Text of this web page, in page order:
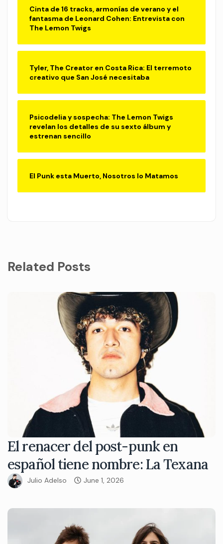
Cinta de 16 tracks, armonías de verano y el
fantasma de Leonard Cohen: Entrevista con
The Lemon Twigs
Tyler, The Creator en Costa Rica: El terremoto
creativo que San José necesitaba
Psicodelia y sospecha: The Lemon Twigs
revelan los detalles de su sexto álbum y
estrenan sencillo
El Punk esta Muerto, Nosotros lo Matamos
Related Posts
El renacer del post-punk en
español tiene nombre: La Texana
Julio Adelso June 1, 2026